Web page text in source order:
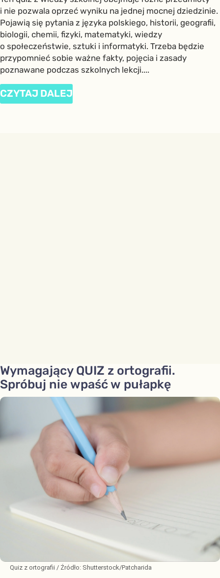
i nie pozwala oprzeć wyniku na jednej mocnej dziedzinie.
Pojawią się pytania z języka polskiego, historii, geografii,
biologii, chemii, fizyki, matematyki, wiedzy
o społeczeństwie, sztuki i informatyki. Trzeba będzie
przypomnieć sobie ważne fakty, pojęcia i zasady
poznawane podczas szkolnych lekcji....
CZYTAJ DALEJ
Wymagający QUIZ z ortografii.
Spróbuj nie wpaść w pułapkę
Quiz z ortografii / Źródło: Shutterstock/Patcharida